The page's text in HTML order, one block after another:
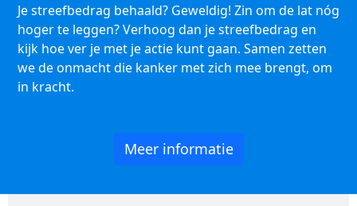
Je streefbedrag behaald? Geweldig! Zin om de lat nóg
hoger te leggen? Verhoog dan je streefbedrag en
kijk hoe ver je met je actie kunt gaan. Samen zetten
we de onmacht die kanker met zich mee brengt, om
in kracht.
Meer informatie